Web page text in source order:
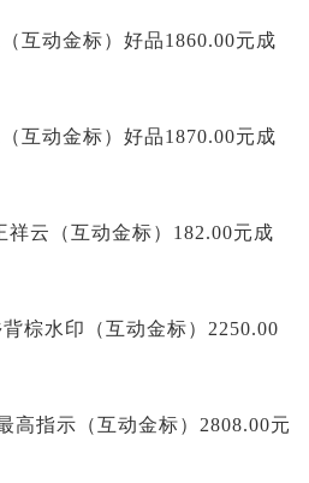
互动金标）好品1860.00元成
互动金标）好品1870.00元成
祥云（互动金标）182.00元成
棕水印（互动金标）2250.00
高指示（互动金标）2808.00元